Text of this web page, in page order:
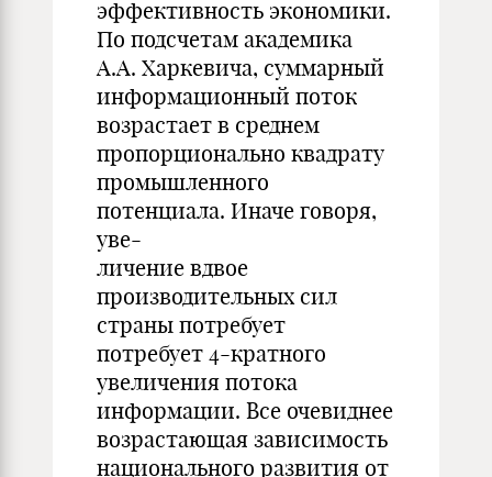
эффективность экономики.
По подсчетам академика
А.А. Харкевича, суммарный
информационный поток
возрастает в среднем
пропорционально квадрату
промышленного
потенциала. Иначе говоря,
уве-
личение вдвое
производительных сил
страны потребует
потребует 4-кратного
увеличения потока
информации. Все очевиднее
возрастающая зависимость
национального развития от